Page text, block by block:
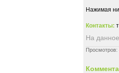
Нажимая
Контакты:
На данное
Просмотров: